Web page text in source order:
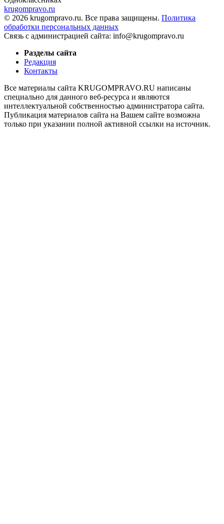
krugompravo.ru
© 2026 krugompravo.ru. Все права защищены. Политика
обработки персональных данных
Связь с администрацией сайта: info@krugompravo.ru
Разделы сайта
Редакция
Контакты
Все материалы сайта KRUGOMPRAVO.RU написаны
специально для данного веб-ресурса и являются
интеллектуальной собственностью администратора сайта.
Публикация материалов сайта на Вашем сайте возможна
только при указании полной активной ссылки на источник.